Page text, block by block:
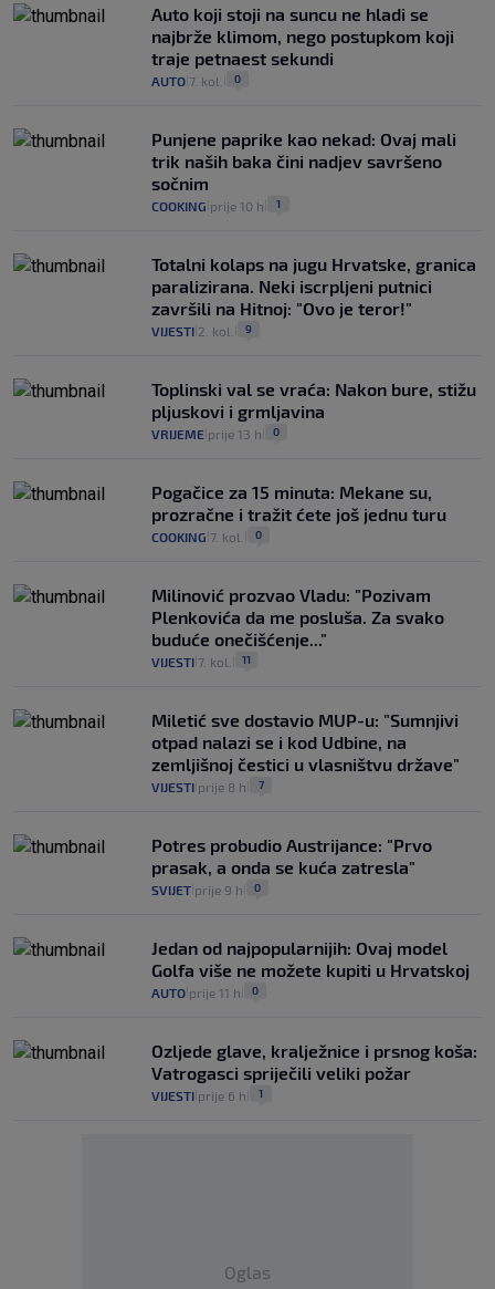
Auto koji stoji na suncu ne hladi se
najbrže klimom, nego postupkom koji
traje petnaest sekundi
AUTO 7. kol. 0
Punjene paprike kao nekad: Ovaj mali
trik naših baka čini nadjev savršeno
sočnim
COOKING prije 10 h 1
Totalni kolaps na jugu Hrvatske, granica
paralizirana. Neki iscrpljeni putnici
završili na Hitnoj: "Ovo je teror!"
VIJESTI 2. kol. 9
Toplinski val se vraća: Nakon bure, stižu
pljuskovi i grmljavina
VRIJEME prije 13 h 0
Pogačice za 15 minuta: Mekane su,
prozračne i tražit ćete još jednu turu
COOKING 7. kol. 0
Milinović prozvao Vladu: "Pozivam
Plenkovića da me posluša. Za svako
buduće onečišćenje..."
VIJESTI 7. kol. 11
Miletić sve dostavio MUP-u: "Sumnjivi
otpad nalazi se i kod Udbine, na
zemljišnoj čestici u vlasništvu države"
VIJESTI prije 8 h 7
Potres probudio Austrijance: "Prvo
prasak, a onda se kuća zatresla"
SVIJET prije 9 h 0
Jedan od najpopularnijih: Ovaj model
Golfa više ne možete kupiti u Hrvatskoj
AUTO prije 11 h 0
Ozljede glave, kralježnice i prsnog koša:
Vatrogasci spriječili veliki požar
VIJESTI prije 6 h 1
Oglas